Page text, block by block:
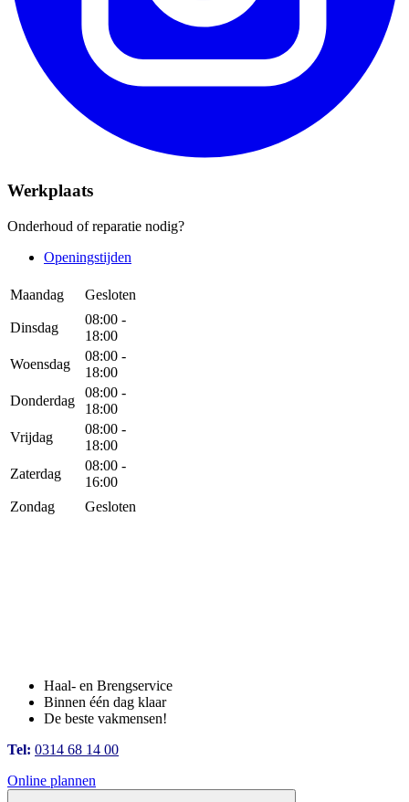
Werkplaats
Onderhoud of reparatie nodig?
Openingstijden
Maandag Gesloten
Dinsdag
08:00 -
18:00
Woensdag
08:00 -
18:00
Donderdag
08:00 -
18:00
Vrijdag
08:00 -
18:00
Zaterdag
08:00 -
16:00
Zondag
Gesloten
Haal- en Brengservice
Binnen één dag klaar
De beste vakmensen!
Tel: 0314 68 14 00
Online plannen